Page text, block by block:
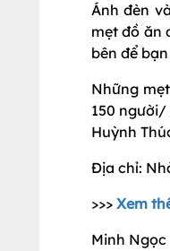
Ánh đèn
mẹt đồ ăn
bên để
Những
150 người/
Huỳnh
Địa chỉ:
>>> Xem
Minh Ngọc